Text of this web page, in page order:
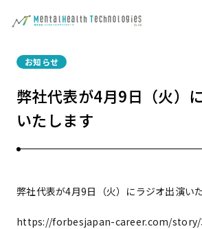
お知らせ
弊社代表が4月9日（火）
いたします
弊社代表が4月9日（火）にラジオ出演いた
https://forbesjapan-career.com/story/